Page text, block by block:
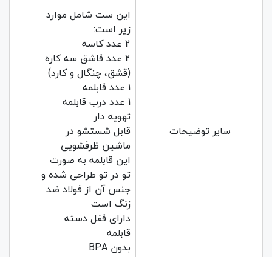
سایر توضیحات
این ست شامل موارد
زیر است:
2 عدد کاسه
2 عدد قاشق سه کاره
(قشق، چنگال و کارد)
1 عدد قابلمه
1 عدد درب قابلمه
تهویه دار
قابل شستشو در
ماشین ظرفشویی
این قابلمه به صورت
تو در تو طراحی شده و
جنس آن از فولاد ضد
زنگ است
دارای قفل دسته
قابلمه
بدون BPA